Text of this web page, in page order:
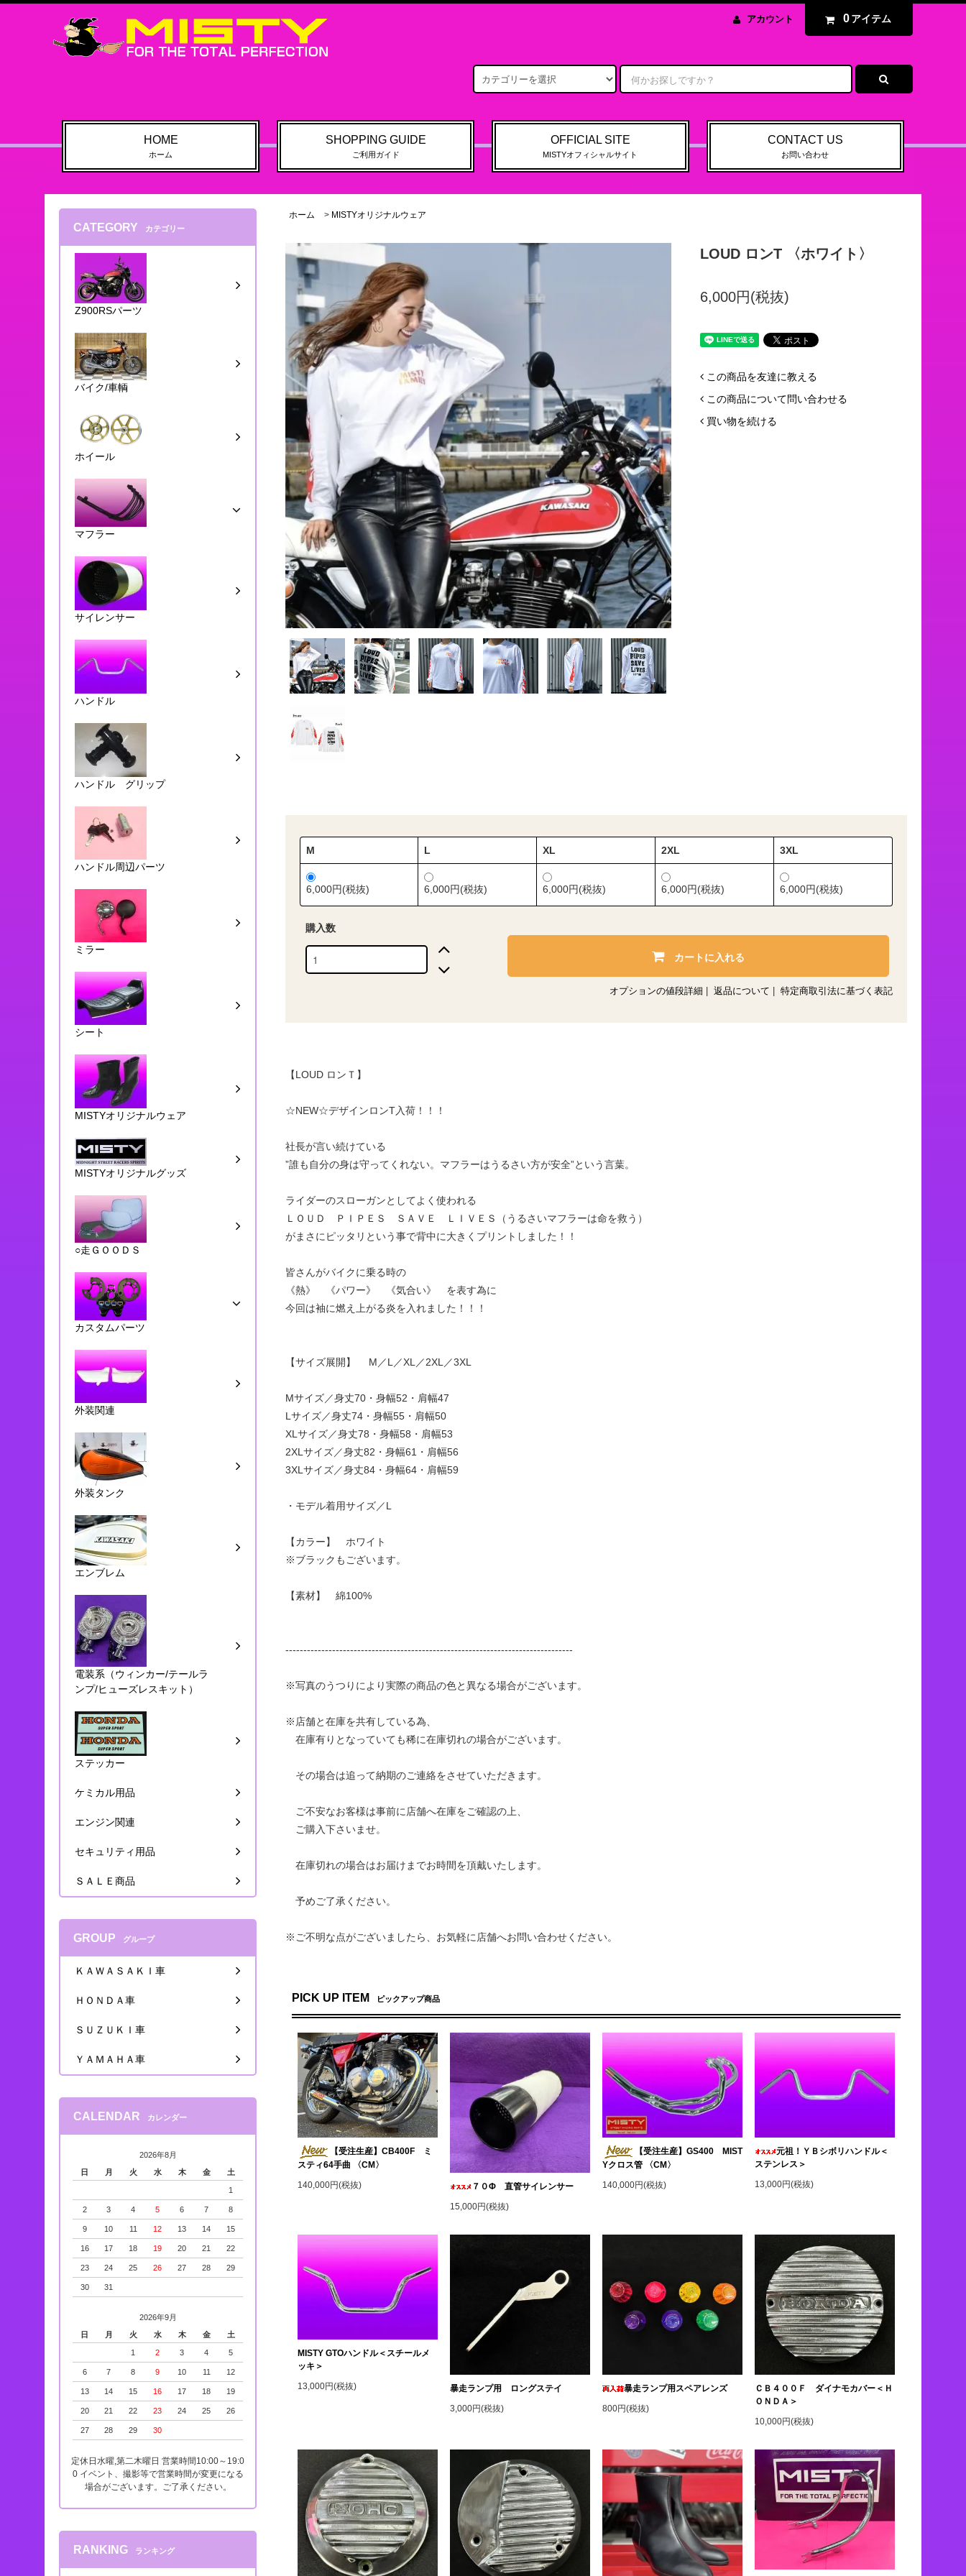
アカウント 0 アイテム
HOME
ホーム
SHOPPING GUIDE
ご利用ガイド
OFFICIAL SITE
MISTYオフィシャルサイト
CONTACT US
お問い合わせ
ホーム > MISTYオリジナルウェア
LOUD ロンT 〈ホワイト〉
6,000円(税抜)
この商品を友達に教える
この商品について問い合わせる
買い物を続ける
M L XL 2XL 3XL
6,000円(税抜) 6,000円(税抜) 6,000円(税抜) 6,000円(税抜) 6,000円(税抜)
購入数
カートに入れる
オプションの値段詳細 | 返品について | 特定商取引法に基づく表記
【LOUD ロンＴ】
☆NEW☆デザインロンT入荷！！！
社長が言い続けている
”誰も自分の身は守ってくれない。マフラーはうるさい方が安全”という言葉。
ライダーのスローガンとしてよく使われる
ＬＯＵＤ ＰＩＰＥＳ ＳＡＶＥ ＬＩＶＥＳ（うるさいマフラーは命を救う）
がまさにピッタリという事で背中に大きくプリントしました！！
皆さんがバイクに乗る時の
《熱》 《パワー》 《気合い》 を表す為に
今回は袖に燃え上がる炎を入れました！！！
【サイズ展開】 M／L／XL／2XL／3XL
Mサイズ／身丈70・身幅52・肩幅47
Lサイズ／身丈74・身幅55・肩幅50
XLサイズ／身丈78・身幅58・肩幅53
2XLサイズ／身丈82・身幅61・肩幅56
3XLサイズ／身丈84・身幅64・肩幅59
・モデル着用サイズ／L
【カラー】 ホワイト
※ブラックもございます。
【素材】 綿100%
--------------------------------------------------------------------------------
※写真のうつりにより実際の商品の色と異なる場合がございます。
※店舗と在庫を共有している為、
在庫有りとなっていても稀に在庫切れの場合がございます。
その場合は追って納期のご連絡をさせていただきます。
ご不安なお客様は事前に店舗へ在庫をご確認の上、
ご購入下さいませ。
在庫切れの場合はお届けまでお時間を頂戴いたします。
予めご了承ください。
※ご不明な点がございましたら、お気軽に店舗へお問い合わせください。
PICK UP ITEM ピックアップ商品
【受注生産】CB400F ミ
スティ64手曲 〈CM〉
140,000円(税抜)
７０Φ 直管サイレンサー
15,000円(税抜)
【受注生産】GS400 MIST
Yクロス管 〈CM〉
140,000円(税抜)
元祖！ＹＢシボリハンドル＜
ステンレス＞
13,000円(税抜)
MISTY GTOハンドル＜スチールメ
ッキ＞
13,000円(税抜)
暴走ランプ用 ロングステイ
3,000円(税抜)
暴走ランプ用スペアレンズ
800円(税抜)
ＣＢ４００Ｆ ダイナモカバー＜Ｈ
ＯＮＤＡ＞
10,000円(税抜)
CATEGORY カテゴリー
Z900RSパーツ
バイク/車輌
ホイール
マフラー
サイレンサー
ハンドル
ハンドル グリップ
ハンドル周辺パーツ
ミラー
シート
MISTYオリジナルウェア
MISTYオリジナルグッズ
○走ＧＯＯＤＳ
カスタムパーツ
外装関連
外装タンク
エンブレム
電装系（ウィンカー/テールラ
ンプ/ヒューズレスキット）
ステッカー
ケミカル用品
エンジン関連
セキュリティ用品
ＳＡＬＥ商品
GROUP グループ
ＫＡＷＡＳＡＫＩ車
ＨＯＮＤＡ車
ＳＵＺＵＫＩ車
ＹＡＭＡＨＡ車
CALENDAR カレンダー
2026年8月
日
月 火 水 木 金 土
1
2 3 4 5 6 7 8
9 10 11 12 13 14 15
16 17 18 19 20 21 22
23 24 25 26 27 28 29
30 31
2026年9月
日
月 火 水 木 金 土
1 2 3 4 5
6 7 8 9 10 11 12
13 14 15 16 17 18 19
20 21 22 23 24 25 26
27 28 29 30
定休日水曜,第二木曜日 営業時間10:00～19:0
0 イベント、撮影等で営業時間が変更になる
場合がございます。ご了承ください。
RANKING ランキング